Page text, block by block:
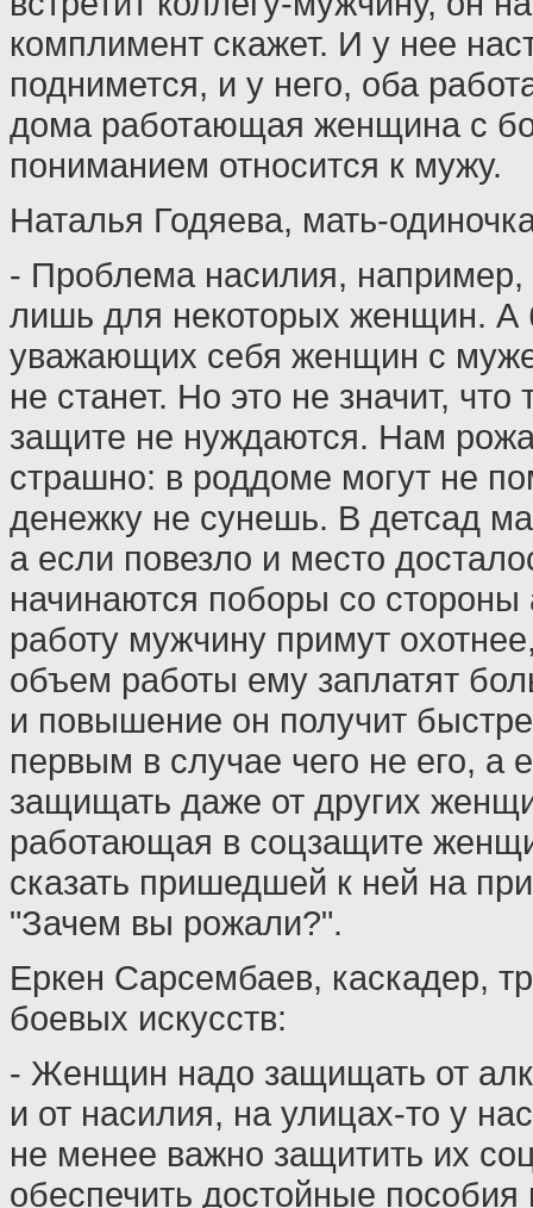
комплимент скажет. И у нее
поднимется, и у него, оба
дома работающая женщина с
пониманием относится к мужу.
Наталья Годяева, мать-
- Проблема насилия, например,
лишь для некоторых женщин. А
уважающих себя женщин с
не станет. Но это не значит,
защите не нуждаются. Нам
страшно: в роддоме могут не
денежку не сунешь. В детсад
а если повезло и место
начинаются поборы со
работу мужчину примут
объем работы ему заплатят
и повышение он получит
первым в случае чего не его,
защищать даже от других
работающая в соцзащите
сказать пришедшей к ней на
"Зачем вы рожали?".
Еркен Сарсембаев, каскадер,
боевых искусств:
- Женщин надо защищать от
и от насилия, на улицах-то у
не менее важно защитить их
обеспечить достойные